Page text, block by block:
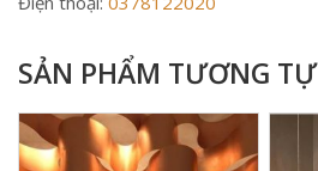
SẢN PHẨM TƯƠNG TỰ